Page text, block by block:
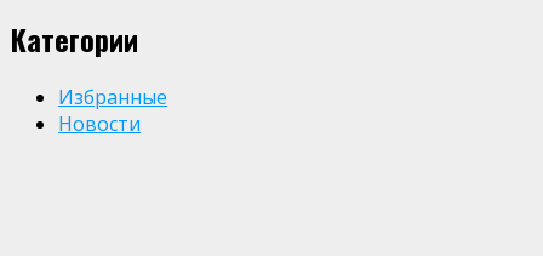
Категории
Избранные
Новости